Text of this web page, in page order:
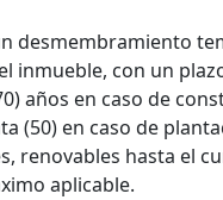
desmembramiento
inmueble, con un
años en caso de
(50) en caso de
renovables hasta el
aplicable.